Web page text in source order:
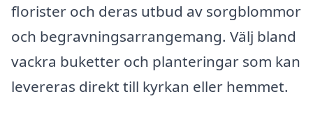
florister och deras utbud av sorgblommor
och begravningsarrangemang. Välj bland
vackra buketter och planteringar som kan
levereras direkt till kyrkan eller hemmet.